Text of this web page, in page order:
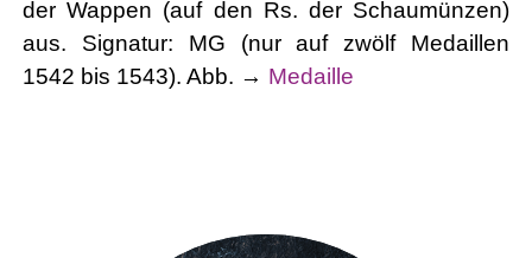
der Wappen (auf den Rs. der Schaumünzen)
aus. Signatur: MG (nur auf zwölf Medaillen
1542 bis 1543). Abb. → Medaille